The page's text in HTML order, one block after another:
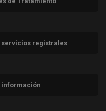
servicios registrales
información